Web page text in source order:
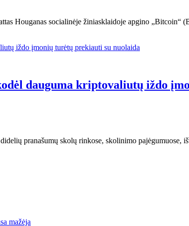
Houganas socialinėje žiniasklaidoje apgino
dauguma kriptovaliutų iždo
pranašumų skolų rinkose, skolinimo pajėgumuose,
mažėja